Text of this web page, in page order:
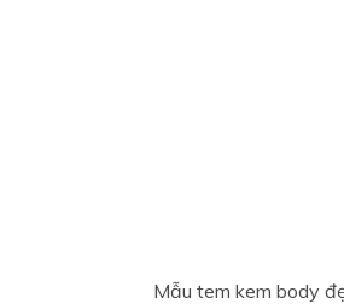
Mẫu tem kem body